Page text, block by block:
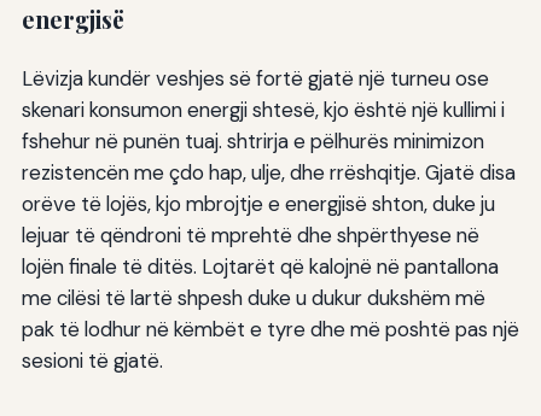
energjisë
Lëvizja kundër veshjes së fortë gjatë një turneu ose
skenari konsumon energji shtesë, kjo është një kullimi i
fshehur në punën tuaj. shtrirja e pëlhurës minimizon
rezistencën me çdo hap, ulje, dhe rrëshqitje. Gjatë disa
orëve të lojës, kjo mbrojtje e energjisë shton, duke ju
lejuar të qëndroni të mprehtë dhe shpërthyese në
lojën finale të ditës. Lojtarët që kalojnë në pantallona
me cilësi të lartë shpesh duke u dukur dukshëm më
pak të lodhur në këmbët e tyre dhe më poshtë pas një
sesioni të gjatë.